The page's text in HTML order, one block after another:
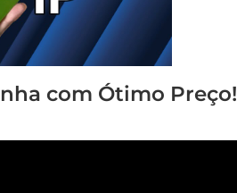
com Ótimo Preço!